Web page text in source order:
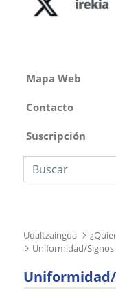
Mapa Web
Contacto
Suscripción
Búsqueda
Udaltzaingoa
Uniformidad/